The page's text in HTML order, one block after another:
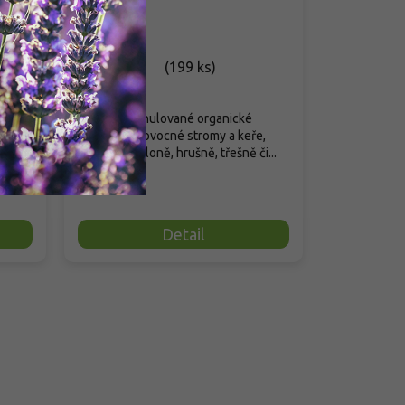
z
Skladem (199 ks)
109 Kč
Detail
Přírodní granulované organické
hnojivo pro ovocné stromy a keře,
jako jsou jabloně, hrušně, třešně či...